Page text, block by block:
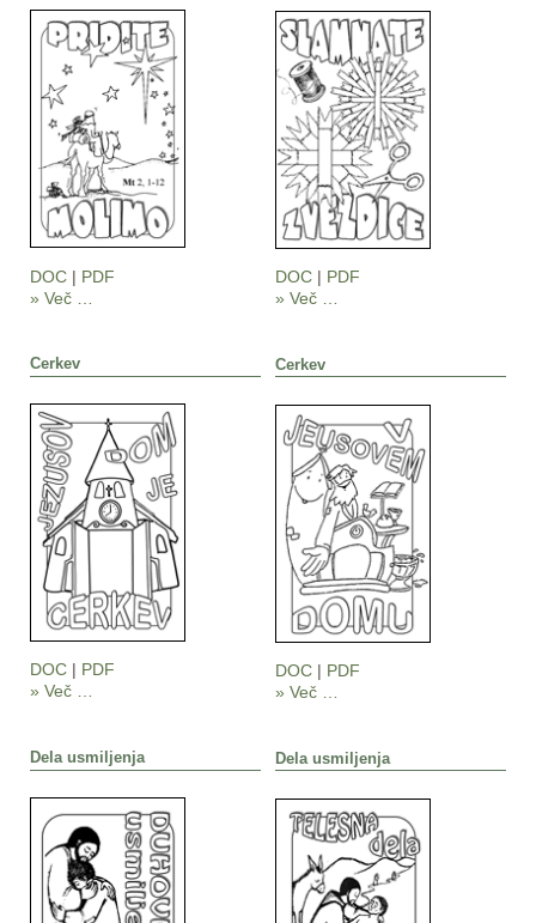
DOC| PDF
» Več …
DOC | PDF
» Več …
Cerkev
DOC| PDF
» Več …
Cerkev
DOC | PDF
» Več …
Dela usmiljenja Dela usmiljenja